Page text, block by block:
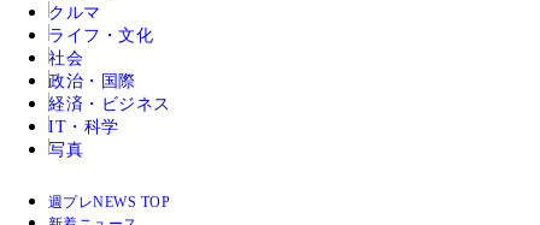
クルマ
ライフ・文化
社会
政治・国際
経済・ビジネス
IT・科学
写真
週プレNEWS TOP